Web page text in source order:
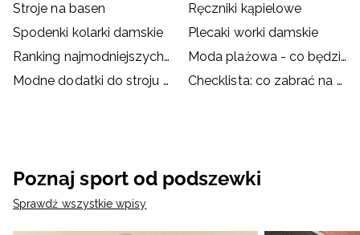
Stroje na basen
Ręczniki kąpielowe
Spodenki kolarki damskie
Plecaki worki damskie
Ranking najmodniejszych strojów kąpielowych
Moda plażowa - co będzie hitem wakacji?
Modne dodatki do stroju kąpielowego
Checklista: co zabrać na basen?
Poznaj sport od podszewki
Sprawdź wszystkie wpisy